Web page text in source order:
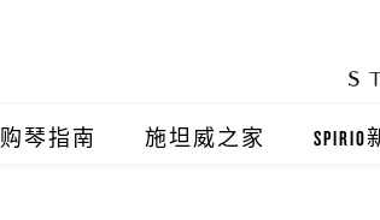
购琴指南 施坦威之家